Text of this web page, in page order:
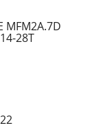
MFM2A.7D
14-28T